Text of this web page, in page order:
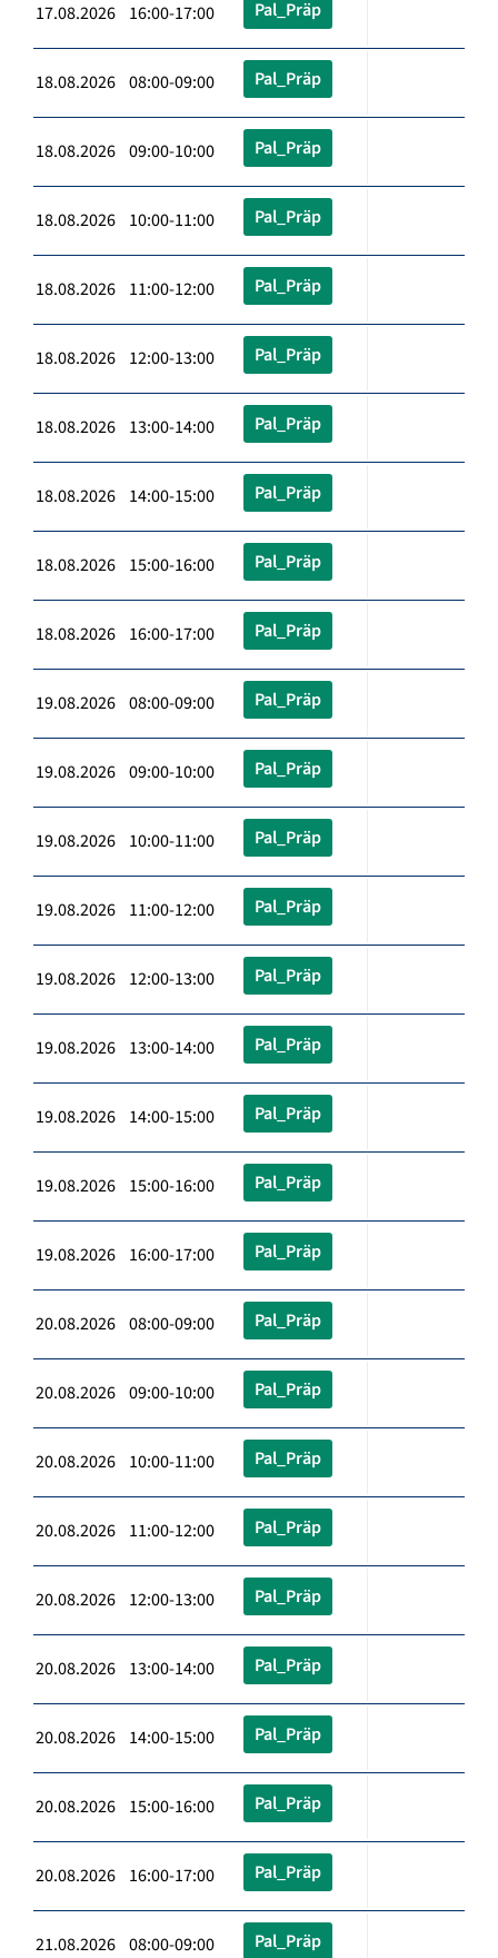
17.08.2026 16:00-17:00 Pal_Präp
18.08.2026 08:00-09:00 Pal_Präp
18.08.2026 09:00-10:00 Pal_Präp
18.08.2026 10:00-11:00 Pal_Präp
18.08.2026 11:00-12:00 Pal_Präp
18.08.2026 12:00-13:00 Pal_Präp
18.08.2026 13:00-14:00 Pal_Präp
18.08.2026 14:00-15:00 Pal_Präp
18.08.2026 15:00-16:00 Pal_Präp
18.08.2026 16:00-17:00 Pal_Präp
19.08.2026 08:00-09:00 Pal_Präp
19.08.2026 09:00-10:00 Pal_Präp
19.08.2026 10:00-11:00 Pal_Präp
19.08.2026 11:00-12:00 Pal_Präp
19.08.2026 12:00-13:00 Pal_Präp
19.08.2026 13:00-14:00 Pal_Präp
19.08.2026 14:00-15:00 Pal_Präp
19.08.2026 15:00-16:00 Pal_Präp
19.08.2026 16:00-17:00 Pal_Präp
20.08.2026 08:00-09:00 Pal_Präp
20.08.2026 09:00-10:00 Pal_Präp
20.08.2026 10:00-11:00 Pal_Präp
20.08.2026 11:00-12:00 Pal_Präp
20.08.2026 12:00-13:00 Pal_Präp
20.08.2026 13:00-14:00 Pal_Präp
20.08.2026 14:00-15:00 Pal_Präp
20.08.2026 15:00-16:00 Pal_Präp
20.08.2026 16:00-17:00 Pal_Präp
21.08.2026 08:00-09:00 Pal_Präp